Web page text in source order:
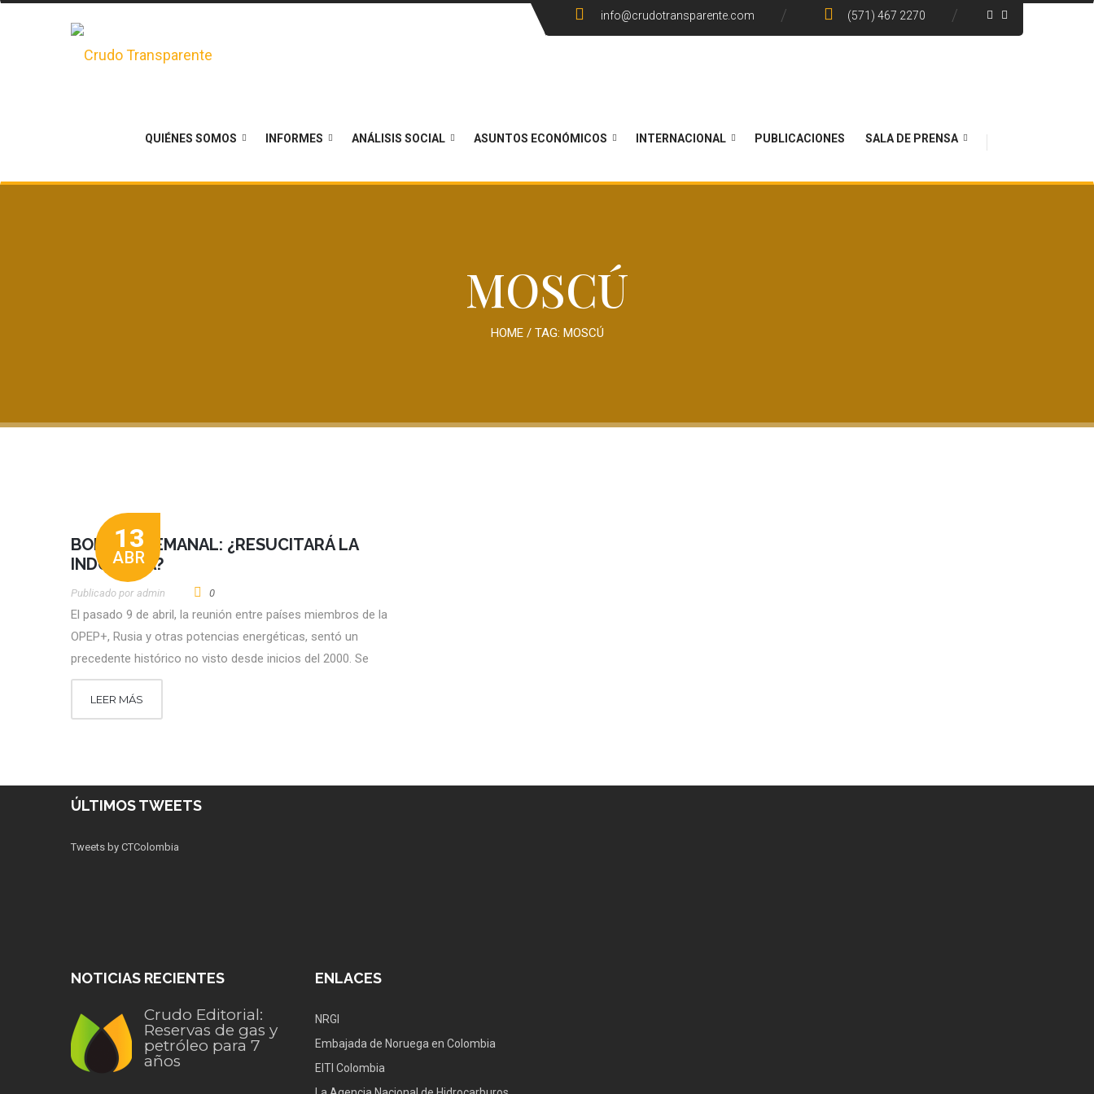
info@crudotransparente.com (571) 467 2270
QUIÉNES SOMOS INFORMES ANÁLISIS SOCIAL ASUNTOS ECONÓMICOS INTERNACIONAL PUBLICACIONES SALA DE PRENSA
MOSCÚ
HOME/ TAG: MOSCÚ
13
ABR
BOLETÍN SEMANAL: ¿RESUCITARÁ LA
INDUSTRIA?
Publicado por Admin 0
El pasado 9 de abril, la reunión entre países miembros de la
OPEP+, Rusia y otras potencias energéticas, sentó un
precedente histórico no visto desde inicios del 2000. Se
LEER MÁS
ÚLTIMOS TWEETS
Tweets by CTColombia
NOTICIAS RECIENTES
Crudo Editorial:
Reservas de gas y
petróleo para 7
años
ENLACES
NRGI
Embajada de Noruega en Colombia
EITI Colombia